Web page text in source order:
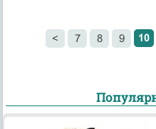
< 7 8 9 10